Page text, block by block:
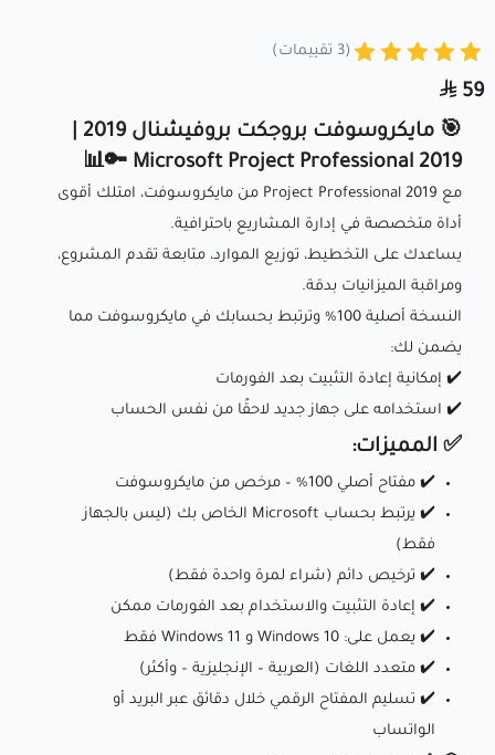
(3 تقييمات)
59
Microsoft Project Professional 2019 🔑📊
مع Project Professional 2019 من مايكروسوفت، امتلك أقوى
أداة متخصصة في إدارة المشاريع باحترافية.
يساعدك على التخطيط، توزيع الموارد، متابعة تقدم المشروع،
ومراقبة الميزانيات بدقة.
النسخة أصلية 100% وترتبط بحسابك في مايكروسوفت مما
يضمن لك:
✔️ إمكانية إعادة التثبيت بعد الفورمات
✔️ استخدامه على جهاز جديد لاحقًا من نفس الحساب
✅ المميزات:
✔️ مفتاح أصلي 100% – مرخص من مايكروسوفت
✔️ يرتبط بحساب Microsoft الخاص بك (ليس بالجهاز
فقط)
✔️ ترخيص دائم (شراء لمرة واحدة فقط)
✔️ إعادة التثبيت والاستخدام بعد الفورمات ممكن
✔️ يعمل على: Windows 10 و Windows 11 فقط
✔️ متعدد اللغات (العربية – الإنجليزية – وأكثر)
✔️ تسليم المفتاح الرقمي خلال دقائق عبر البريد أو
الواتساب